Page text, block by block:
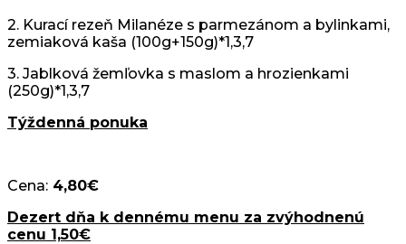
2. Kurací rezeň Milanéze s parmezánom a bylinkami,
zemiaková kaša (100g+150g)*1,3,7
3. Jablková žemľovka s maslom a hrozienkami
(250g)*1,3,7
Týždenná ponuka
Cena: 4,80€
Dezert dňa k dennému menu za zvýhodnenú
cenu 1,50€